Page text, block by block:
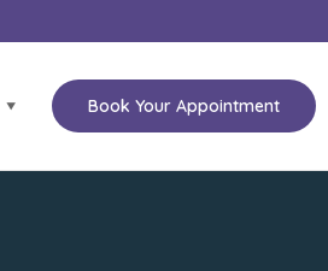
▼ Book Your Appointment